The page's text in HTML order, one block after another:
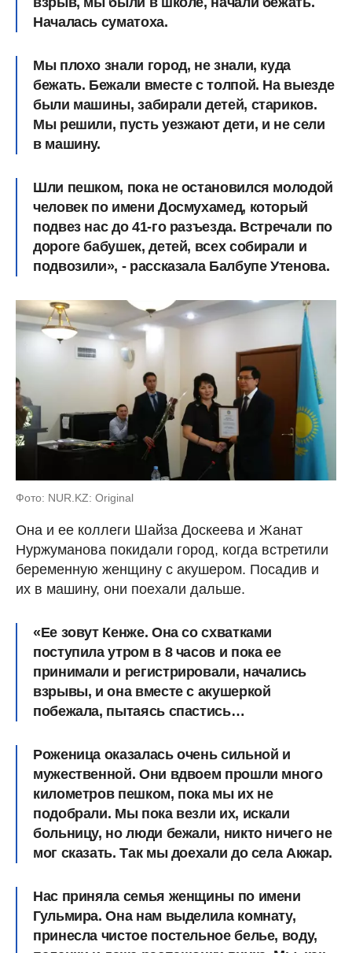
Началась суматоха.
Мы плохо знали город, не знали, куда
бежать. Бежали вместе с толпой. На выезде
были машины, забирали детей, стариков.
Мы решили, пусть уезжают дети, и не сели
в машину.
Шли пешком, пока не остановился молодой
человек по имени Досмухамед, который
подвез нас до 41-го разъезда. Встречали по
дороге бабушек, детей, всех собирали и
подвозили», - рассказала Балбупе Утенова.
Фото: NUR.KZ: Original
Она и ее коллеги Шайза Доскеева и Жанат
Нуржуманова покидали город, когда встретили
беременную женщину с акушером. Посадив и
их в машину, они поехали дальше.
«Ее зовут Кенже. Она со схватками
поступила утром в 8 часов и пока ее
принимали и регистрировали, начались
взрывы, и она вместе с акушеркой
побежала, пытаясь спастись…
Роженица оказалась очень сильной и
мужественной. Они вдвоем прошли много
километров пешком, пока мы их не
подобрали. Мы пока везли их, искали
больницу, но люди бежали, никто ничего не
мог сказать. Так мы доехали до села Акжар.
Нас приняла семья женщины по имени
Гульмира. Она нам выделила комнату,
принесла чистое постельное белье, воду,